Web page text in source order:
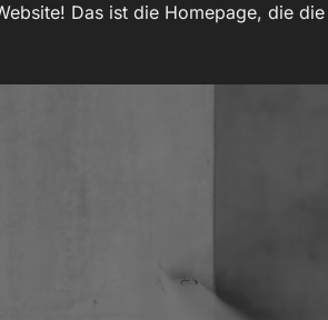
Das ist die Homepage, die